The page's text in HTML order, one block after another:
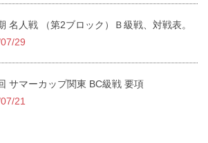
名人戦 （第2ブロック）Ｂ級戦、対戦表。
29
サマーカップ関東 BC級戦 要項
21